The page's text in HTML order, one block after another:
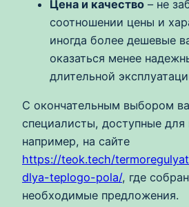
Цена и качество – не
соотношении цены и
иногда более дешевые
оказаться менее
длительной
С окончательным выбором
специалисты, доступные для
например, на сайте
https://teok.tech/
dlya-teplogo-pola/, где
необходимые предложения.